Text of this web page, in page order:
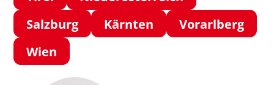
Salzburg
Kärnten
Vorarlberg
Wien